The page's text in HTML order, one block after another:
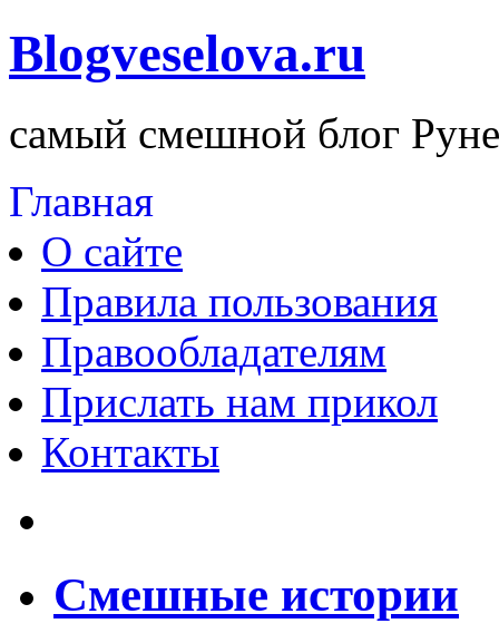
Blogveselova.ru
самый смешной блог
Главная
О сайте
Правила пользования
Правообладателям
Прислать нам прикол
Контакты
Смешные истории